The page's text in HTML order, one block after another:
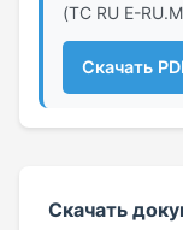
(ТС RU Е-
Скачать
Скачать